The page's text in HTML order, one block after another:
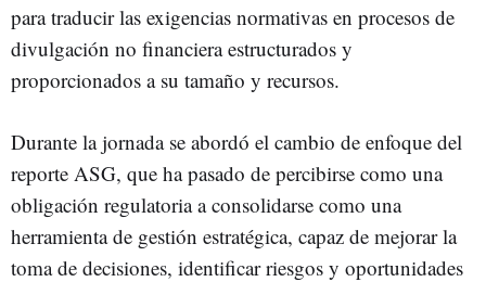
para traducir las exigencias normativas en procesos de
divulgación no financiera estructurados y
proporcionados a su tamaño y recursos.
Durante la jornada se abordó el cambio de enfoque del
reporte ASG, que ha pasado de percibirse como una
obligación regulatoria a consolidarse como una
herramienta de gestión estratégica, capaz de mejorar la
toma de decisiones, identificar riesgos y oportunidades